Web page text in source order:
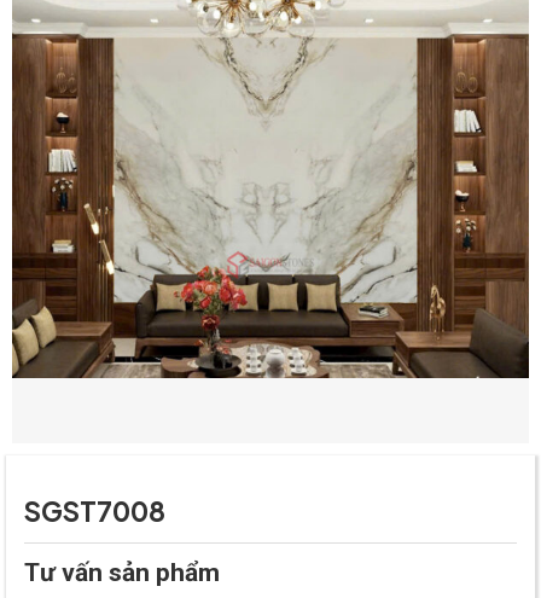
SGST7008
Tư vấn sản phẩm